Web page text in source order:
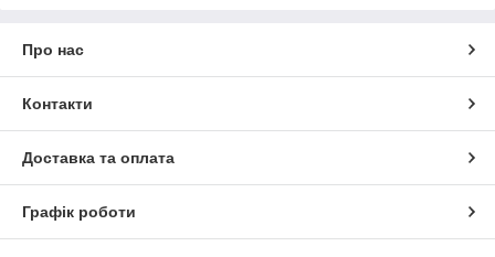
Про нас
Контакти
Доставка та оплата
Графік роботи